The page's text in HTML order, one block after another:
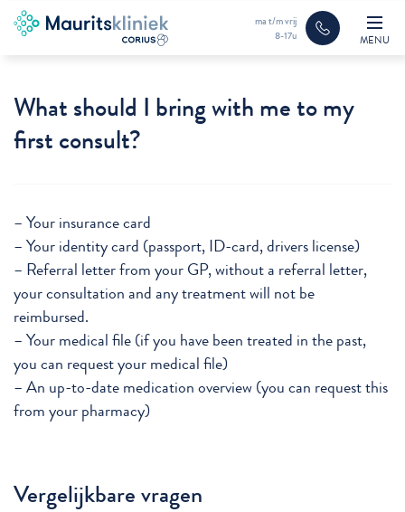
ma t/m vrij
8-17u
MENU
What should I bring with me to my
first consult?
– Your insurance card
– Your identity card (passport, ID-card, drivers license)
– Referral letter from your GP, without a referral letter,
your consultation and any treatment will not be
reimbursed.
– Your medical file (if you have been treated in the past,
you can request your medical file)
– An up-to-date medication overview (you can request this
from your pharmacy)
Vergelijkbare vragen